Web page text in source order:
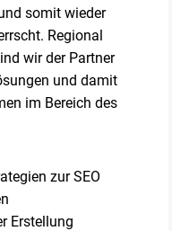
somit wieder
Regional
wir der Partner
und damit
im Bereich des
zur SEO
Erstellung